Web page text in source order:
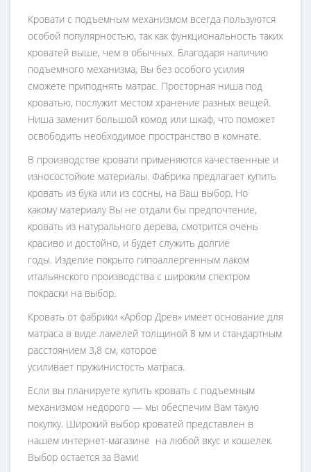
Кровати с подъемным механизмом всегда пользуются
особой популярностью, так как функциональность таких
кроватей выше, чем в обычных. Благодаря наличию
подъемного механизма, Вы без особого усилия
сможете приподнять матрас. Просторная ниша под
кроватью, послужит местом хранение разных вещей.
Ниша заменит большой комод или шкаф, что поможет
освободить необходимое пространство в комнате.
В производстве кровати применяются качественные и
износостойкие материалы. Фабрика предлагает купить
кровать из бука или из сосны, на Ваш выбор. Но
какому материалу Вы не отдали бы предпочтение,
кровать из натурального дерева, смотрится очень
красиво и достойно, и будет служить долгие
годы. Изделие покрыто гипоаллергенным лаком
итальянского производства с широким спектром
покраски на выбор.
Кровать от фабрики «Арбор Древ» имеет основание для
матраса в виде ламелей толщиной 8 мм и стандартным
расстоянием 3,8 см, которое
усиливает пружинистость матраса.
Если вы планируете купить кровать с подъемным
механизмом недорого — мы обеспечим Вам такую
покупку. Широкий выбор кроватей представлен в
нашем интернет-магазине на любой вкус и кошелек.
Выбор остается за Вами!